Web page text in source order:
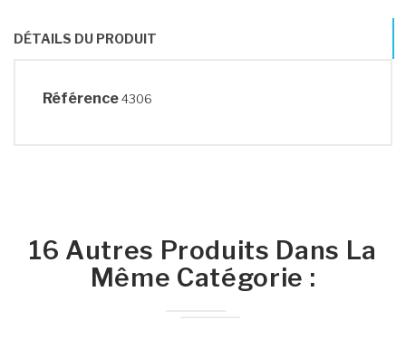
DÉTAILS DU PRODUIT
Référence4306
16 Autres Produits Dans La
Même Catégorie :